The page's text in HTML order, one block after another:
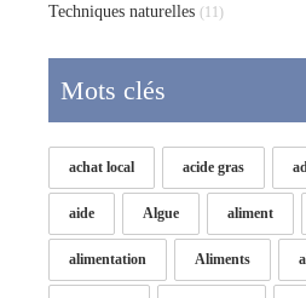
Techniques naturelles (11)
Mots clés
achat local acide gras
aide Algue aliment
alimentation Aliments